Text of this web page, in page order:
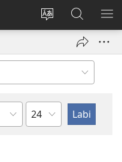
Mainīt
valodu
Pieteikties
(opens
Meklēt
vietnē
JW.ORG
Pēc
nodaļām